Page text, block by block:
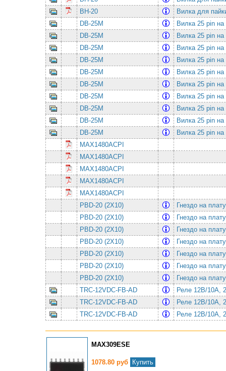
BH-20
Вилка для
DB-25M
Вилка 25 pin
DB-25M
Вилка 25 pin
DB-25M
Вилка 25 pin
DB-25M
Вилка 25 pin
DB-25M
Вилка 25 pin
DB-25M
Вилка 25 pin
DB-25M
Вилка 25 pin
DB-25M
Вилка 25 pin
DB-25M
Вилка 25 pin
DB-25M
Вилка 25 pin
MAX1480ACPI
MAX1480ACPI
MAX1480ACPI
MAX1480ACPI
MAX1480ACPI
PBD-20 (2X10)
Гнездо на
PBD-20 (2X10)
Гнездо на
PBD-20 (2X10)
Гнездо на
PBD-20 (2X10)
Гнездо на
PBD-20 (2X10)
Гнездо на
PBD-20 (2X10)
Гнездо на
PBD-20 (2X10)
Гнездо на
TRC-12VDC-FB-AD
Реле 12В/10A,
TRC-12VDC-FB-AD
Реле 12В/10A,
TRC-12VDC-FB-AD
Реле 12В/10A,
MAX309ESE
1078.80 руб Купить